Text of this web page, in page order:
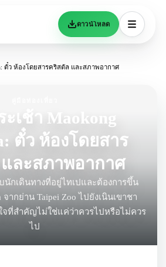
ดาวน์โหลด
ตั๋ว ห้องโดยสารคริสตัล และสภาพอากาศ
ะเช้า Maokong
ตั๋ว ห้องโดยสาร
ละสภาพอากาศ
นักเดินทางที่อยู่ไทเปและต้องการขึ้น
จากย่าน Taipei Zoo ไปยังเนินเขาชา
จที่สำคัญไม่ใช่แค่ว่าควรไปหรือไม่ควร
ไป